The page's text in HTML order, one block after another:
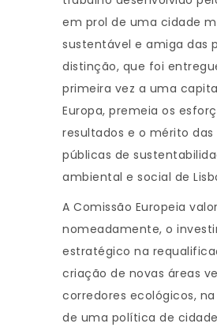
em prol de uma cidade
sustentável e amiga das
distinção, que foi
primeira vez a uma
Europa, premeia os
resultados e o mérito
públicas de
ambiental e social de
A Comissão Europeia
nomeadamente, o
estratégico na
criação de novas áreas
corredores ecológicos,
de uma política de